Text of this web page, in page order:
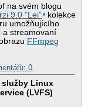
na svém blogu
9.0 "Lei"
kolekce
umožňujícího
a streamovaní
FFmpeg
0
služby Linux
(LVFS)